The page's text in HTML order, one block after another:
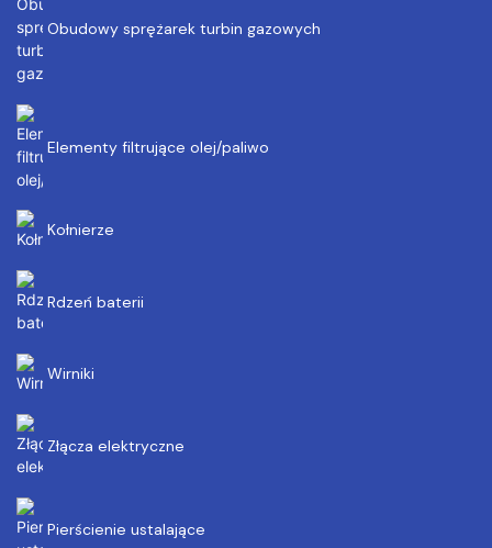
Obudowy sprężarek turbin gazowych
Elementy filtrujące olej/paliwo
Kołnierze
Rdzeń baterii
Wirniki
Złącza elektryczne
Pierścienie ustalające